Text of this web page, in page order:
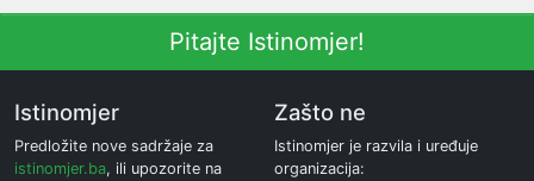
Pitajte Istinomjer!
Istinomjer
Predložite nove sadržaje za
istinomjer.ba, ili upozorite na
Zašto ne
Istinomjer je razvila i uređuje
organizacija: